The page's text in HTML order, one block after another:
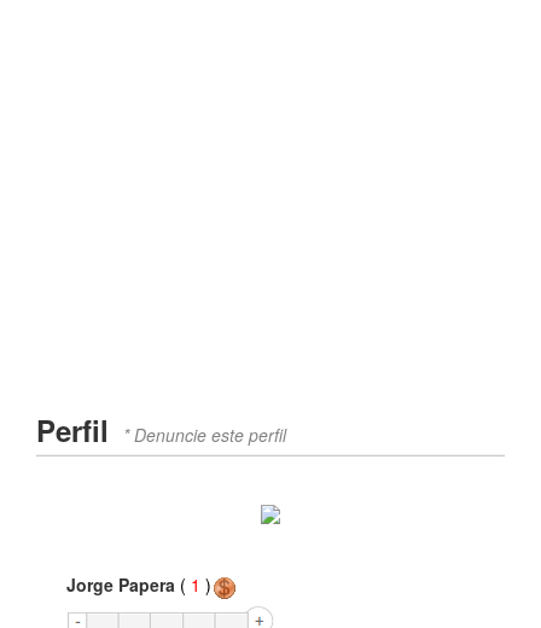
Perfil * Denuncie este perfil
Jorge Papera ( 1 )